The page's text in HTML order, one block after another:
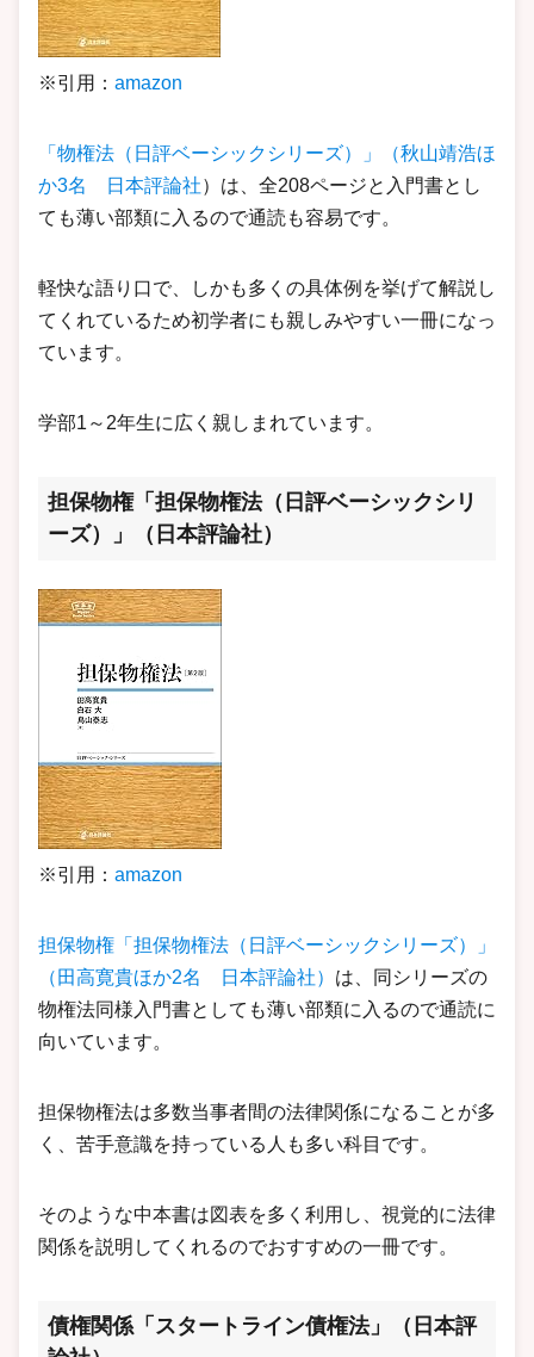
※引用： amazon
「物権法（日評ベーシックシリーズ）」（秋山靖浩ほ
か3名 日本評論社）は、全208ページと入門書とし
ても薄い部類に入るので通読も容易です。
軽快な語り口で、しかも多くの具体例を挙げて解説し
てくれているため初学者にも親しみやすい一冊になっ
ています。
学部1～2年生に広く親しまれています。
担保物権「担保物権法（日評ベーシックシリ
ーズ）」（日本評論社）
※引用： amazon
担保物権「担保物権法（日評ベーシックシリーズ）」
（田高寛貴ほか2名 日本評論社） は、同シリーズの
物権法同様入門書としても薄い部類に入るので通読に
向いています。
担保物権法は多数当事者間の法律関係になることが多
く、苦手意識を持っている人も多い科目です。
そのような中本書は図表を多く利用し、視覚的に法律
関係を説明してくれるのでおすすめの一冊です。
債権関係「スタートライン債権法」（日本評